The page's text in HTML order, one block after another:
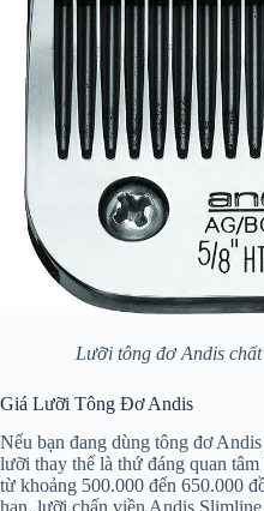
Lưỡi tông đơ Andis
Giá Lưỡi Tông Đơ Andis
Nếu bạn đang dùng tông đơ
lưỡi thay thế là thứ đáng quan
từ khoảng 500.000 đến 650.000